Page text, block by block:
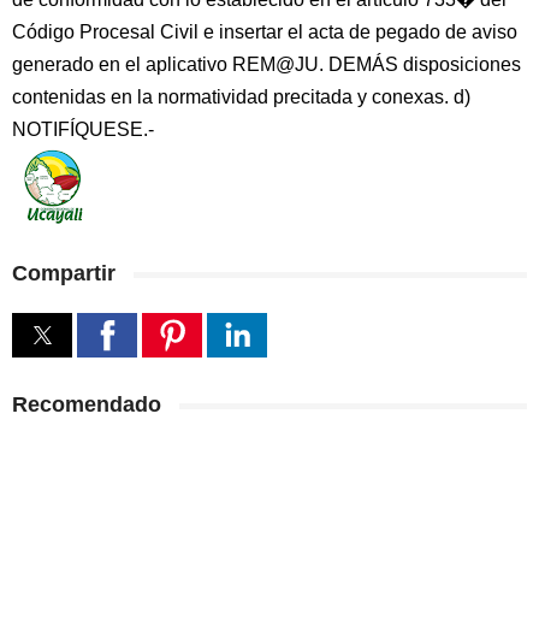
Código Procesal Civil e insertar el acta de pegado de aviso
generado en el aplicativo REM@JU. DEMÁS disposiciones
contenidas en la normatividad precitada y conexas. d)
NOTIFÍQUESE.-
Compartir
Recomendado